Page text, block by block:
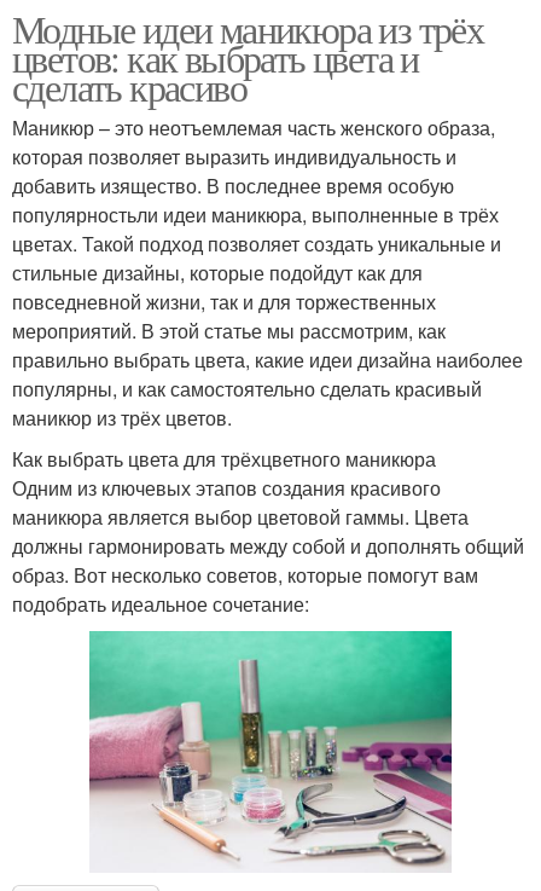
Модные идеи маникюра из трёх
цветов: как выбрать цвета и
сделать красиво
Маникюр – это неотъемлемая часть женского образа,
которая позволяет выразить индивидуальность и
добавить изящество. В последнее время особую
популярностьли идеи маникюра, выполненные в трёх
цветах. Такой подход позволяет создать уникальные и
стильные дизайны, которые подойдут как для
повседневной жизни, так и для торжественных
мероприятий. В этой статье мы рассмотрим, как
правильно выбрать цвета, какие идеи дизайна наиболее
популярны, и как самостоятельно сделать красивый
маникюр из трёх цветов.
Как выбрать цвета для трёхцветного маникюра
Одним из ключевых этапов создания красивого
маникюра является выбор цветовой гаммы. Цвета
должны гармонировать между собой и дополнять общий
образ. Вот несколько советов, которые помогут вам
подобрать идеальное сочетание: